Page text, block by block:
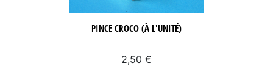
PINCE CROCO (À L'UNITÉ)
2,50 €